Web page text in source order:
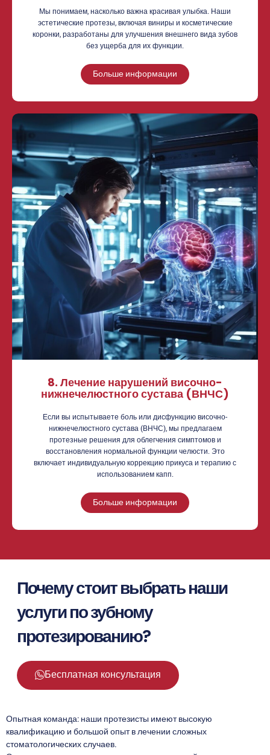
Мы понимаем, насколько важна красивая улыбка. Наши
эстетические протезы, включая виниры и косметические
коронки, разработаны для улучшения внешнего вида зубов
без ущерба для их функции.
Больше информации
8. Лечение нарушений височно-
нижнечелюстного сустава (ВНЧС)
Если вы испытываете боль или дисфункцию височно-
нижнечелюстного сустава (ВНЧС), мы предлагаем
протезные решения для облегчения симптомов и
восстановления нормальной функции челюсти. Это
включает индивидуальную коррекцию прикуса и терапию с
использованием капп.
Больше информации
Почему стоит выбрать наши
услуги по зубному
протезированию?
Бесплатная консультация
Опытная команда: наши протезисты имеют высокую
квалификацию и большой опыт в лечении сложных
стоматологических случаев.